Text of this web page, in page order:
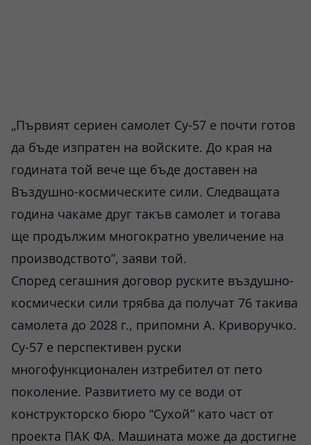
„Първият сериен самолет Су-57 е почти готов
да бъде изпратен на войските. До края на
годината той вече ще бъде доставен на
Въздушно-космическите сили. Следващата
година чакаме друг такъв самолет и тогава
ще продължим многократно увеличение на
производството”, заяви той.
Според сегашния договор руските въздушно-
космически сили трябва да получат 76 такива
самолета до 2028 г., припомни А. Криворучко.
Су-57 е перспективен руски
многофункционален изтребител от пето
поколение. Развитието му се води от
конструкторско бюро “Сухой” като част от
проекта ПАК ФА. Машината може да достигне